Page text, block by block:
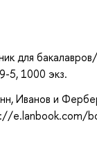
для
5, 1000 экз.
Иванов и
e.lanbook.com/